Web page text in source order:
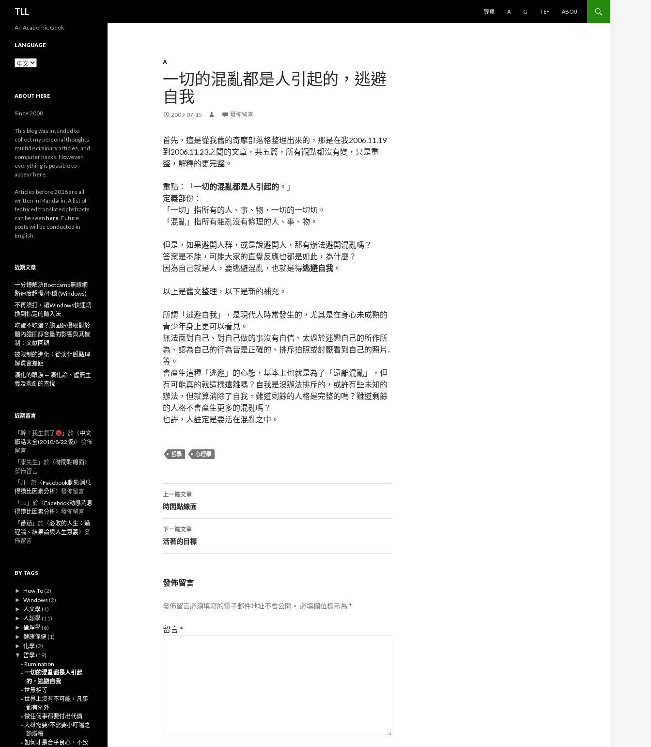
TLL
導覽
A G TEF ABOUT
A
一切的混亂都是人引起的，逃避
自我
2009-07-15 發佈留言
首先，這是從我舊的奇摩部落格整理出來的，那是在我2006.11.19
到2006.11.23之間的文章，共五篇，所有觀點都沒有變，只是重
整，解釋的更完整。
重點：「一切的混亂都是人引起的 。」
定義部份：
「一切」指所有的人、事、物，一切的一切切。
「混亂」指所有雜亂沒有條理的人、事、物。
但是，如果避開人群，或是說避開人，那有辦法避開混亂嗎？
答案是不能，可能大家的直覺反應也都是如此，為什麼？
因為自己就是人，要逃避混亂，也就是得逃避自我 。
以上是舊文整理，以下是新的補充。
所謂「逃避自我」，是現代人時常發生的，尤其是在身心未成熟的
青少年身上更可以看見。
無法面對自己、對自己做的事沒有自信、太過於迷戀自己的所作所
為、認為自己的行為皆是正確的、排斥拍照或討厭看到自己的照片..
等。
會產生這種「逃避」的心態，基本上也就是為了「遠離混亂」，但
有可能真的就這樣遠離嗎？自我是沒辦法排斥的，或許有些未知的
辦法，但就算消除了自我，難道剩餘的人格是完整的嗎？難道剩餘
的人格不會產生更多的混亂嗎？
也許，人註定是要活在混亂之中。
哲學 心理學
文
章
導
覽
上一篇文章
時間點線面
下一篇文章
活著的目標
發佈留言
發佈留言必須填寫的電子郵件地址不會公開。 必填欄位標示為 *
留言*
An Academic Geek
LANGUAGE
Language
ABOUT HERE
Since 2008.
This blog was intended to
collect my personal thoughts,
multidisciplinary articles, and
computer hacks. However,
everything is possible to
appear here.
Articles before 2016 are all
written in Mandarin. A list of
featured translated abstracts
can be seen here. Future
posts will be conducted in
English.
近期文章
一分鐘解決Bootcamp無線網
路速度超慢/不穩 (Windows)
不再誤打，讓Windows快速切
換到指定的輸入法
吃蛋不吃蛋？膽固醇攝取對於
體內膽固醇含量的影響與其機
制：文獻回顧
被限制的進化：從演化觀點理
解貧富差距
演化的眼淚 — 演化論、虛無主
義及悲劇的喜悅
近期留言
「 幹！我生氣了 」於〈中文
髒話大全(2010/8/22版)〉發佈
留言
「 康先生 」於〈時間點線面〉
發佈留言
「 tll 」於〈Facebook動態消息
得讚比因素分析〉發佈留言
「 Lu 」於〈Facebook動態消息
得讚比因素分析〉發佈留言
「 番茄 」於〈必敗的人生：過
程論、結果論與人生意義〉發
佈留言
BY TAGS
► How-To (2)
► Windows (2)
► 人文學 (1)
► 人類學 (11)
► 倫理學 (6)
► 健康保健 (1)
► 化學 (2)
▼ 哲學 (19)
Rumination
一切的混亂都是人引起
的，逃避自我
世無相等
世界上沒有不可能，凡事
都有例外
做任何事都要付出代價
大雄需要/不需要小叮噹之
詭辯稿
如何才是合乎良心，不致